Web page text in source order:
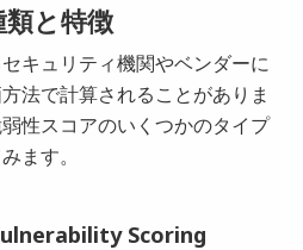
と特徴
キュリティ機関やベンダーに
法で計算されることがありま
性スコアのいくつかのタイプ
ます。
Scoring